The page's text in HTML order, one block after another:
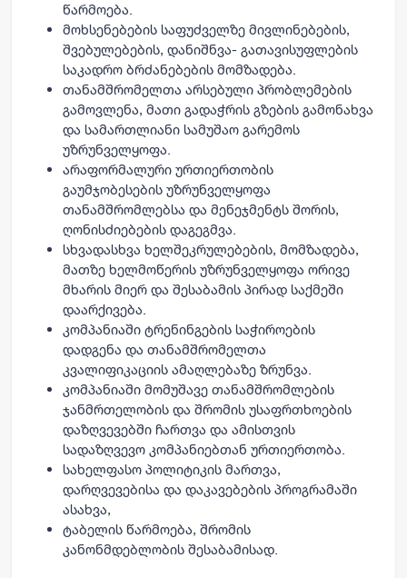
წარმოება.
მოხსენებების საფუძველზე მივლინებების,
შვებულებების, დანიშნვა- გათავისუფლების
საკადრო ბრძანებების მომზადება.
თანამშრომელთა არსებული პრობლემების
გამოვლენა, მათი გადაჭრის გზების გამონახვა
და სამართლიანი სამუშაო გარემოს
უზრუნველყოფა.
არაფორმალური ურთიერთობის
გაუმჯობესების უზრუნველყოფა
თანამშრომლებსა და მენეჯმენტს შორის,
ღონისძიებების დაგეგმვა.
სხვადასხვა ხელშეკრულებების, მომზადება,
მათზე ხელმოწერის უზრუნველყოფა ორივე
მხარის მიერ და შესაბამის პირად საქმეში
დაარქივება.
კომპანიაში ტრენინგების საჭიროების
დადგენა და თანამშრომელთა
კვალიფიკაციის ამაღლებაზე ზრუნვა.
კომპანიაში მომუშავე თანამშრომლების
ჯანმრთელობის და შრომის უსაფრთხოების
დაზღვევებში ჩართვა და ამისთვის
სადაზღვევო კომპანიებთან ურთიერთობა.
სახელფასო პოლიტიკის მართვა,
დარღვევებისა და დაკავებების პროგრამაში
ასახვა,
ტაბელის წარმოება, შრომის
კანონმდებლობის შესაბამისად.